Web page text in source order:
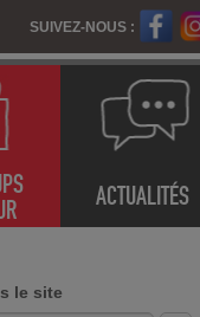
SUIVEZ-NOUS :
ACTUALITÉS
le site